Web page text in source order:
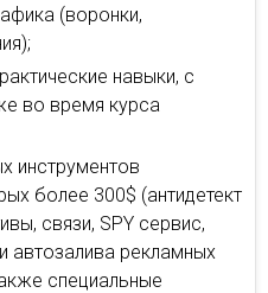
(воронки,
навыки, с
во время курса
инструментов
более 300$ (антидетект
связи, SPY сервис,
автозалива рекламных
специальные